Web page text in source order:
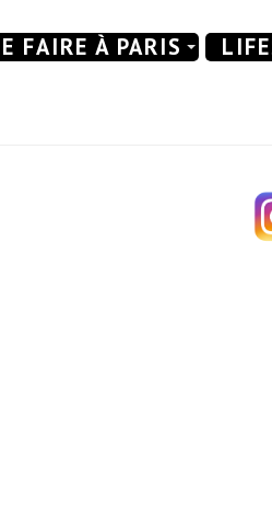
FAIRE À PARIS